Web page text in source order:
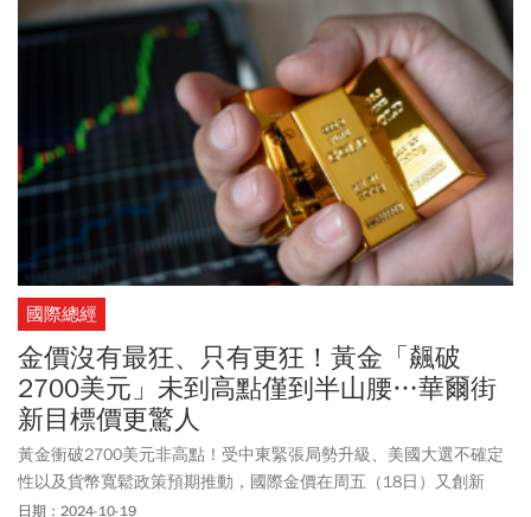
國際總經
金價沒有最狂、只有更狂！黃金「飆破
2700美元」未到高點僅到半山腰…華爾街
新目標價更驚人
黃金衝破2700美元非高點！受中東緊張局勢升級、美國大選不確定
性以及貨幣寬鬆政策預期推動，國際金價在周五（18日）又創新
高，一度漲至2720美元，即使今年累計漲幅已達30%，卻有分析師
日期：2024-10-19